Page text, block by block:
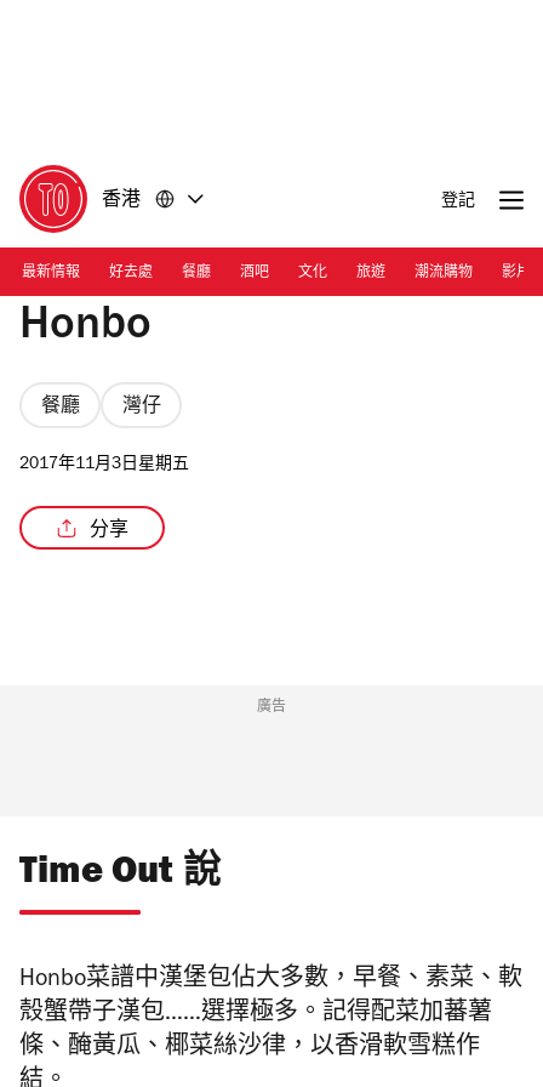
香港 登記
最新情報 好去處 餐廳 酒吧 文化 旅遊 潮流購物 影片
Honbo
餐廳 灣仔
2017年11月3日星期五
分享
廣告
Time Out 說
Honbo菜譜中漢堡包佔大多數，早餐、素菜、軟
殼蟹帶子漢包……選擇極多。記得配菜加蕃薯
條、醃黃瓜、椰菜絲沙律，以香滑軟雪糕作